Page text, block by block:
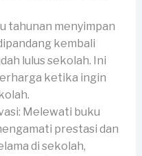
tahunan menyimpan
kembali
lulus sekolah. Ini
ketika ingin
Melewati buku
prestasi dan
di sekolah,